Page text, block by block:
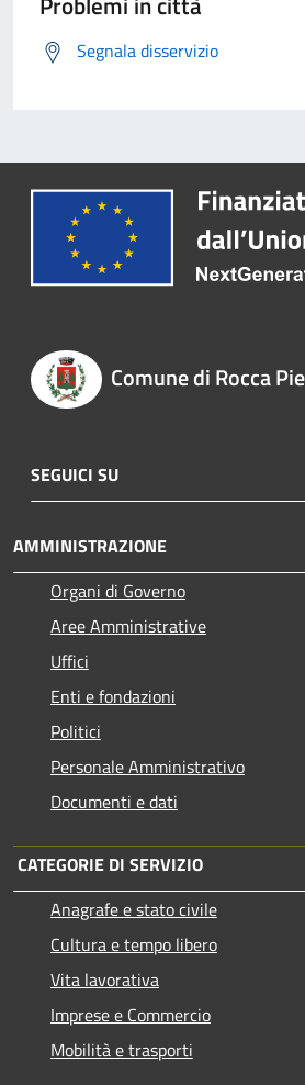
Segnala disservizio
Comune di Rocca
SEGUICI SU
AMMINISTRAZIONE
Organi di Governo
Aree Amministrative
Uffici
Enti e fondazioni
Politici
Personale Amministrativo
Documenti e dati
CATEGORIE DI SERVIZIO
Anagrafe e stato civile
Cultura e tempo libero
Vita lavorativa
Imprese e Commercio
Mobilità e trasporti